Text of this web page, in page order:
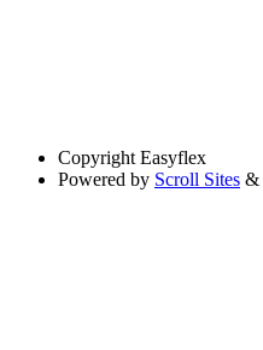
Copyright Easyflex
Powered by Scroll Sites &